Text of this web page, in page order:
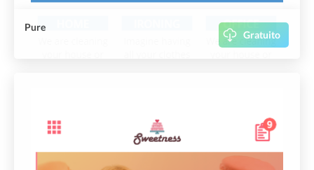
Pure
Gratuito